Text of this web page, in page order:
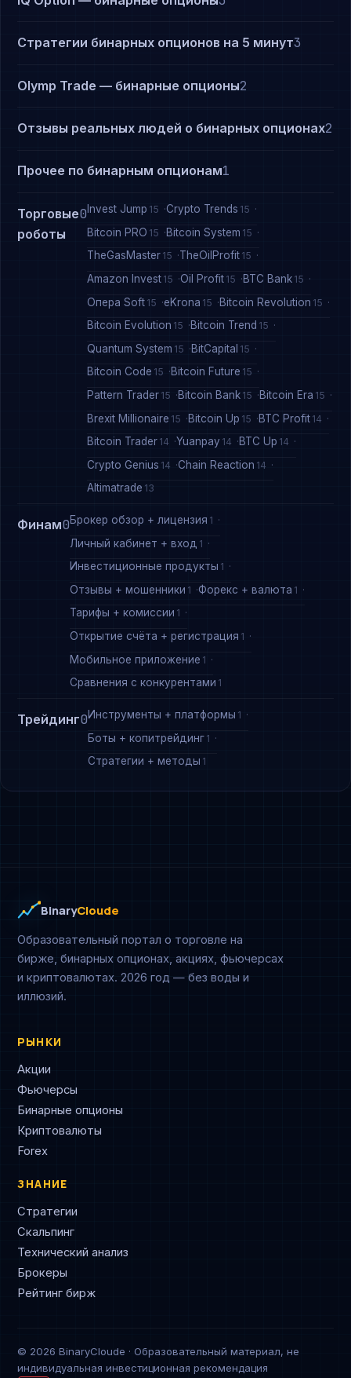
Стратегии бинарных опционов на 5 минут3
Olymp Trade — бинарные опционы2
Отзывы реальных людей о бинарных опционах2
Прочее по бинарным опционам1
Торговые
роботы
0 Invest Jump 15 Crypto Trends 15
Bitcoin PRO 15 Bitcoin System 15
TheGasMaster 15 TheOilProfit 15
Amazon Invest 15 Oil Profit 15 BTC Bank 15
Опера Soft 15 eKrona 15 Bitcoin Revolution 15
Bitcoin Evolution 15 Bitcoin Trend 15
Quantum System 15 BitCapital 15
Bitcoin Code 15 Bitcoin Future 15
Pattern Trader 15 Bitcoin Bank 15 Bitcoin Era 15
Brexit Millionaire 15 Bitcoin Up 15 BTC Profit 14
Bitcoin Trader 14 Yuanpay 14 BTC Up 14
Crypto Genius 14 Chain Reaction 14
Altimatrade 13
Финам0Брокер обзор + лицензия 1
Личный кабинет + вход 1
Инвестиционные продукты 1
Отзывы + мошенники 1 Форекс + валюта 1
Тарифы + комиссии 1
Открытие счёта + регистрация 1
Мобильное приложение 1
Сравнения с конкурентами 1
Трейдинг0Инструменты + платформы 1
Боты + копитрейдинг 1
Стратегии + методы 1
BinaryCloude
Образовательный портал о торговле на
бирже, бинарных опционах, акциях, фьючерсах
и криптовалютах. 2026 год — без воды и
иллюзий.
РЫНКИ
Акции
Фьючерсы
Бинарные опционы
Криптовалюты
Forex
ЗНАНИЕ
Стратегии
Скальпинг
Технический анализ
Брокеры
Рейтинг бирж
© 2026 BinaryCloude · Образовательный материал, не
индивидуальная инвестиционная рекомендация